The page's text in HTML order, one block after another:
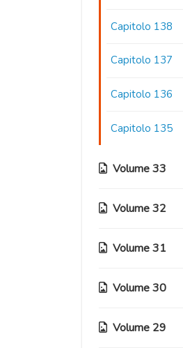
Capitolo 138
Capitolo 137
Capitolo 136
Capitolo 135
Volume 33
Capitolo 134
Capitolo 133
Capitolo 132
Volume 32
Capitolo 130
Capitolo 129
Capitolo 128
Volume 31
Capitolo 126
Capitolo 125
Volume 30
Capitolo 122
Volume 29